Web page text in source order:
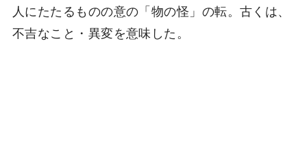
人にたたるものの意の「物の怪」の転。古くは、
不吉なこと・異変を意味した。